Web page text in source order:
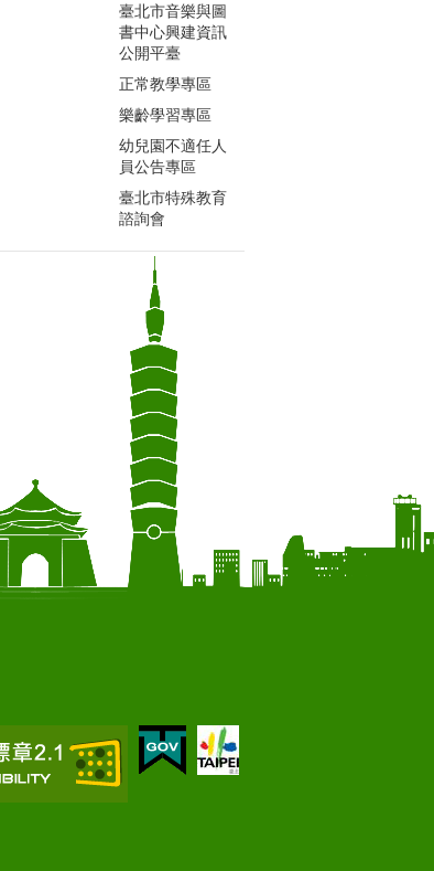
臺北市音樂與圖
書中心興建資訊
公開平臺
正常教學專區
樂齡學習專區
幼兒園不適任人
員公告專區
臺北市特殊教育
諮詢會